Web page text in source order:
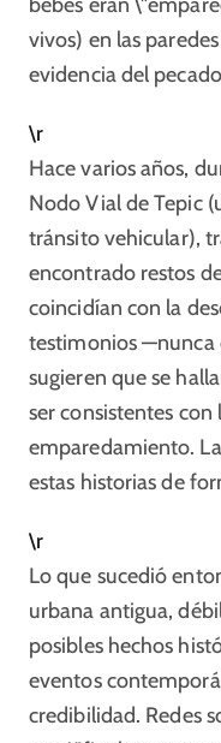
vivos) en las
evidencia del
\r
Hace varios años,
Nodo Vial de Tepic
tránsito vehicular),
encontrado restos
coincidían con la
testimonios
sugieren que se
ser consistentes con
emparedamiento.
estas historias de
\r
Lo que sucedió
urbana antigua,
posibles hechos
eventos
credibilidad. Redes